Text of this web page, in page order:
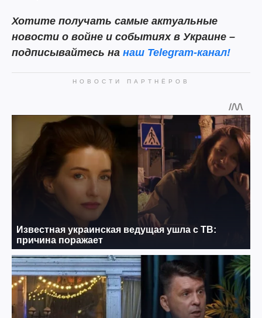
Хотите получать самые актуальные
новости о войне и событиях в Украине –
подписывайтесь на наш Telegram-канал!